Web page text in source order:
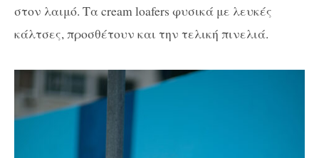
στον λαιμό. Τα cream loafers φυσικά με λευκές
κάλτσες, προσθέτουν και την τελική πινελιά.